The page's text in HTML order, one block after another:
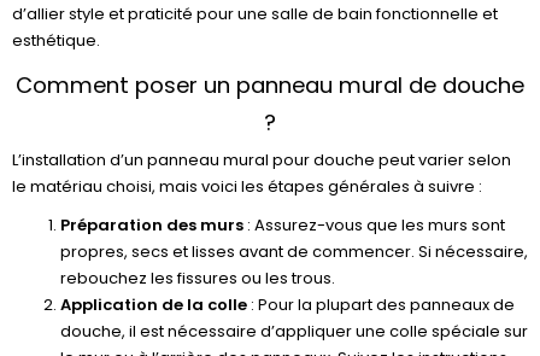
d’allier style et praticité pour une salle de bain fonctionnelle et
esthétique.
Comment poser un panneau mural de douche
?
L’installation d’un panneau mural pour douche peut varier selon
le matériau choisi, mais voici les étapes générales à suivre :
Préparation des murs : Assurez-vous que les murs sont
propres, secs et lisses avant de commencer. Si nécessaire,
rebouchez les fissures ou les trous.
Application de la colle : Pour la plupart des panneaux de
douche, il est nécessaire d’appliquer une colle spéciale sur